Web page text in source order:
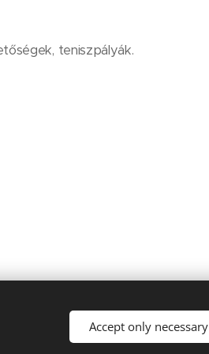
teniszpályák.
Nyelvek
Magyar
English
Accept only necessary